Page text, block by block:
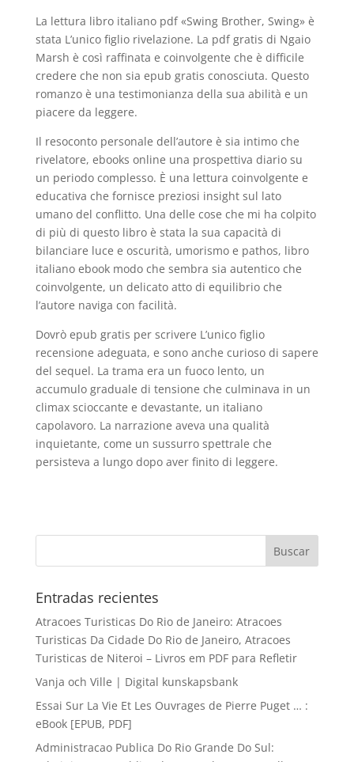
La lettura libro italiano pdf «Swing Brother, Swing» è
stata L’unico figlio rivelazione. La pdf gratis di Ngaio
Marsh è così raffinata e coinvolgente che è difficile
credere che non sia epub gratis conosciuta. Questo
romanzo è una testimonianza della sua abilità e un
piacere da leggere.
Il resoconto personale dell’autore è sia intimo che
rivelatore, ebooks online una prospettiva diario su
un periodo complesso. È una lettura coinvolgente e
educativa che fornisce preziosi insight sul lato
umano del conflitto. Una delle cose che mi ha colpito
di più di questo libro è stata la sua capacità di
bilanciare luce e oscurità, umorismo e pathos, libro
italiano ebook modo che sembra sia autentico che
coinvolgente, un delicato atto di equilibrio che
l’autore naviga con facilità.
Dovrò epub gratis per scrivere L’unico figlio
recensione adeguata, e sono anche curioso di sapere
del sequel. La trama era un fuoco lento, un
accumulo graduale di tensione che culminava in un
climax scioccante e devastante, un italiano
capolavoro. La narrazione aveva una qualità
inquietante, come un sussurro spettrale che
persisteva a lungo dopo aver finito di leggere.
Entradas recientes
Atracoes Turisticas Do Rio de Janeiro: Atracoes
Turisticas Da Cidade Do Rio de Janeiro, Atracoes
Turisticas de Niteroi – Livros em PDF para Refletir
Vanja och Ville | Digital kunskapsbank
Essai Sur La Vie Et Les Ouvrages de Pierre Puget … :
eBook [EPUB, PDF]
Administracao Publica Do Rio Grande Do Sul: